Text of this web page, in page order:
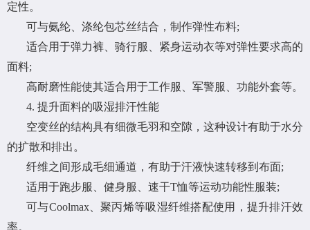
定性。
可与氨纶、涤纶包芯丝结合，制作弹性布料;
适合用于弹力裤、骑行服、紧身运动衣等对弹性要求高的
面料;
高耐磨性能使其适合用于工作服、军警服、功能外套等。
4. 提升面料的吸湿排汗性能
空变丝的结构具有细微毛羽和空隙，这种设计有助于水分
的扩散和排出。
纤维之间形成毛细通道，有助于汗液快速转移到布面;
适用于跑步服、健身服、速干T恤等运动功能性服装;
可与Coolmax、聚丙烯等吸湿纤维搭配使用，提升排汗效
率。